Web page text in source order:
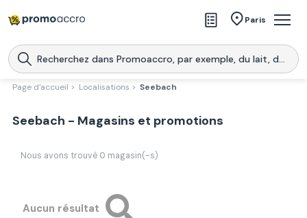
Paris
Magasins
Produits
Promoaccro
l'application
Page d'accueil > Localisations > Seebach
Seebach - Magasins et promotions
Nous avons trouvé 0 magasin(-s)
Aucun résultat